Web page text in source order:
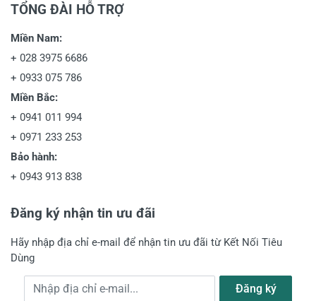
TỔNG ĐÀI HỖ TRỢ
Miền Nam:
+ 028 3975 6686
+ 0933 075 786
Miền Bắc:
+ 0941 011 994
+ 0971 233 253
Bảo hành:
+ 0943 913 838
Đăng ký nhận tin ưu đãi
Hãy nhập địa chỉ e-mail để nhận tin ưu đãi từ Kết Nối Tiêu
Dùng
Địa chỉ e-mail Đăng ký